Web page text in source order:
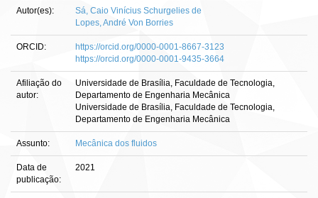
Autor(es):
Sá, Caio Vinícius Schurgelies de
Lopes, André Von Borries
ORCID:
https://orcid.org/0000-0001-8667-3123
https://orcid.org/0000-0001-9435-3664
Afiliação do
autor:
Universidade de Brasília, Faculdade de Tecnologia,
Departamento de Engenharia Mecânica
Universidade de Brasília, Faculdade de Tecnologia,
Departamento de Engenharia Mecânica
Assunto: Mecânica dos fluidos
Data de
publicação:
2021